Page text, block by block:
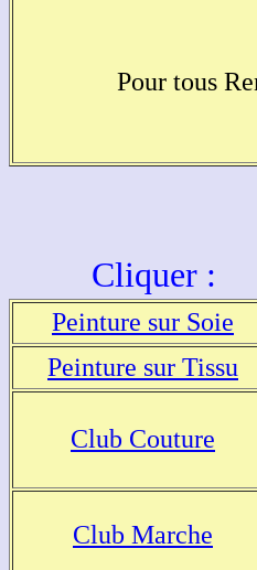
Pour tous
Cliquer :
Peinture sur Soie
Peinture sur Tissu
Club Couture
Club Marche